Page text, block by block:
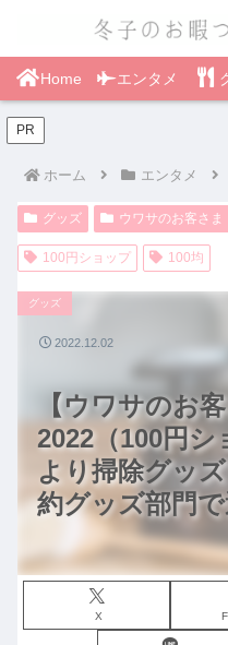
Home エンタメ
PR
ホーム エンタメ
グッズ ウワサのお客さま
100円ショップ 100均
【ウワサのお
2022（100円
より掃除グッ
約グッズ部門
グッズ
X
2022.12.02